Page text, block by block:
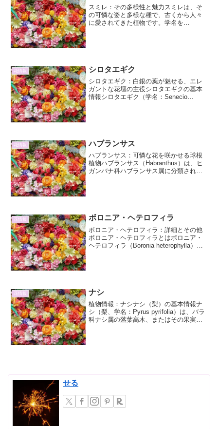
スミレ：その多様性と魅力スミレは、そ
の可憐な姿と多様な種で、古くから人々
に愛されてきた植物です。学名を
花情報 シロタエギク
シロタエギク：白銀の葉が魅せる、エレ
ガントな花壇の主役シロタエギクの基本
情報シロタエギク（学名：Senecio
花情報 ハブランサス
ハブランサス：可憐な花を咲かせる球根
植物ハブランサス（Habranthus）は、ヒ
ガンバナ科ハブランサス属に分類される
花情報 ボロニア・ヘテロフィラ
ボロニア・ヘテロフィラ：詳細とその他
ボロニア・ヘテロフィラとはボロニア・
ヘテロフィラ（Boronia heterophylla）
花情報 ナシ
植物情報：ナシナシ（梨）の基本情報ナ
シ（梨、学名：Pyrus pyrifolia）は、バラ
科ナシ属の落葉高木、またはその果実の
せる